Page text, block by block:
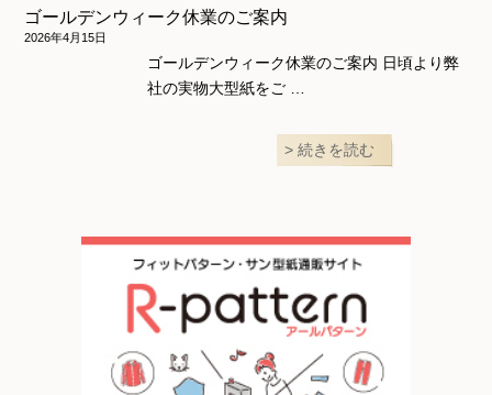
ゴールデンウィーク休業のご案内
2026年4月15日
ゴールデンウィーク休業のご案内 日頃より弊
社の実物大型紙をご …
続きを読む